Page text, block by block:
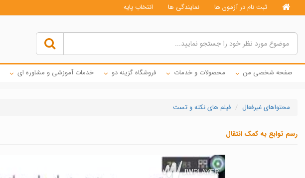
ثبت نام در آزمون ها نمایندگی ها انتخاب پایه
صفحه شخصی من محصولات و خدمات فروشگاه گزینه دو خدمات آموزشی و مشاوره ای
محتواهای غیرفعال فیلم های نکته و تست
رسم توابع به کمک انتقال